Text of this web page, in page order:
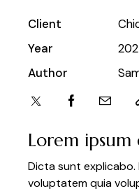
Lorem ipsum
Dicta sunt explicabo.
voluptatem quia
Client
Year
Author